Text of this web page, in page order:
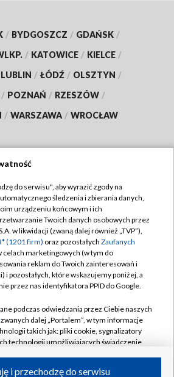
/ BYDGOSZCZ / GDAŃSK /
/ KATOWICE / KIELCE /
LUBLIN / ŁÓDŹ / OLSZTYN /
/ POZNAŃ / RZESZÓW /
/ WARSZAWA / WROCŁAW
TVP
TVP
Cyfrowa
Regulamin TVP
prywatności
Moje zgody
Pomoc
Kontakt
Kanały
do serwisu", aby wyrazić zgody na
śledzenia i zbierania danych,
urządzeniu końcowym i ich
Twoich danych osobowych przez
w likwidacji (zwaną dalej również „TVP”),
(1201 firm) oraz pozostałych Zaufanych
celach marketingowych (w tym do
reklam do Twoich zainteresowań i
i pozostałych, które wskazujemy poniżej, a
przez nas identyfikatora PPID do Google.
podczas odwiedzania przez Ciebie naszych
zwanych dalej „Portalem”, w tym informacje
takich jak: pliki cookie, sygnalizatory
technologii umożliwiających świadczenie
i przechodzę do serwisu